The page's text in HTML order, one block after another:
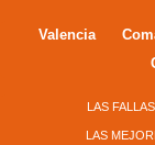
Valencia
LAS FALLAS
LAS